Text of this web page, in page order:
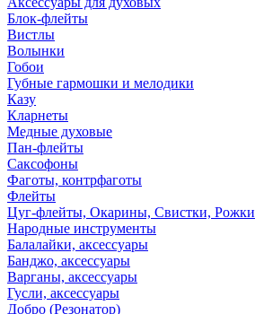
Блок-флейты
Вистлы
Волынки
Гобои
Губные гармошки и мелодики
Казу
Кларнеты
Медные духовые
Пан-флейты
Саксофоны
Фаготы, контрфаготы
Флейты
Цуг-флейты, Окарины, Свистки, Рожки
Народные инструменты
Балалайки, аксессуары
Банджо, аксессуары
Варганы, аксессуары
Гусли, аксессуары
Добро (Резонатор)